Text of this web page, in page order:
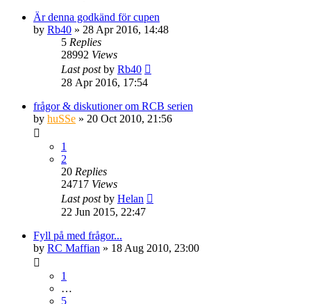
Är denna godkänd för cupen
by Rb40 » 28 Apr 2016, 14:48
5 Replies
28992 Views
Last postby Rb40
28 Apr 2016, 17:54
frågor & diskutioner om RCB serien
by huSSe » 20 Oct 2010, 21:56
1
2
20 Replies
24717 Views
Last postby Helan
22 Jun 2015, 22:47
Fyll på med frågor...
by RC Maffian » 18 Aug 2010, 23:00
1
…
5